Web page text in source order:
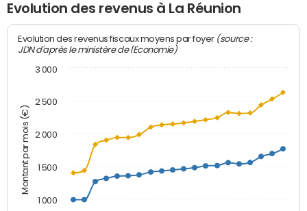
Evolution des revenus à La Réunion
Montant par mois (€)
Evolution des revenus fiscaux moyens par foyer (source :
JDN d'après le ministère de l'Economie)
1 000
1 500
2 000
2 500
3 000